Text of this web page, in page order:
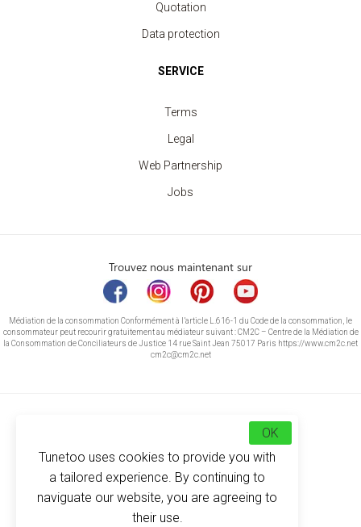
Quotation
Data protection
SERVICE
Terms
Legal
Web Partnership
Jobs
Trouvez nous maintenant sur
Médiation de la consommation Conformément à l’article L.616-1 du Code de la consommation, le
consommateur peut recourir gratuitement au médiateur suivant : CM2C – Centre de la Médiation de
la Consommation de Conciliateurs de Justice 14 rue Saint Jean 75017 Paris https://www.cm2c.net
cm2c@cm2c.net
© Copyright 2026
Tunetoo uses cookies to provide you with
a tailored experience. By continuing to
naviguate our website, you are agreeing to
their use.
OK